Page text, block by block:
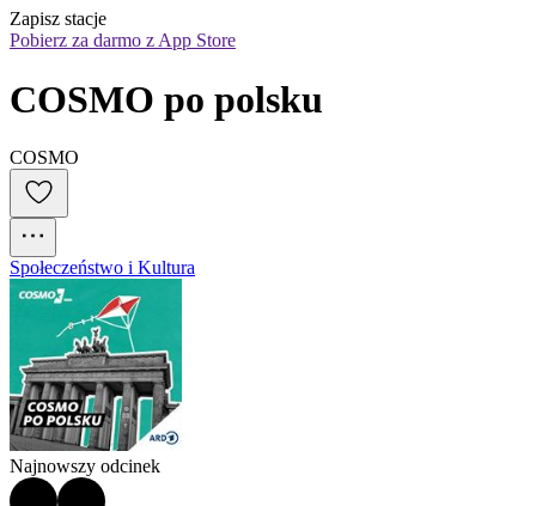
Zapisz stacje
Pobierz za darmo z App Store
COSMO po polsku
COSMO
Społeczeństwo i Kultura
Najnowszy odcinek